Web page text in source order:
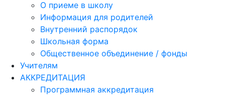
О приеме в школу
Информация для родителей
Внутренний распорядок
Школьная форма
Общественное объединение / фонды
Учителям
АККРЕДИТАЦИЯ
Программная аккредитация